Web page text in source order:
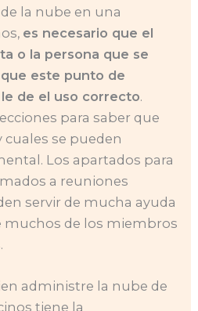
la nube en una
es necesario que el
o la persona que se
este punto de
de el uso correcto.
para saber que
cuales se pueden
Los apartados para
a reuniones
servir de mucha ayuda
muchos de los miembros
administre la nube de
tiene la